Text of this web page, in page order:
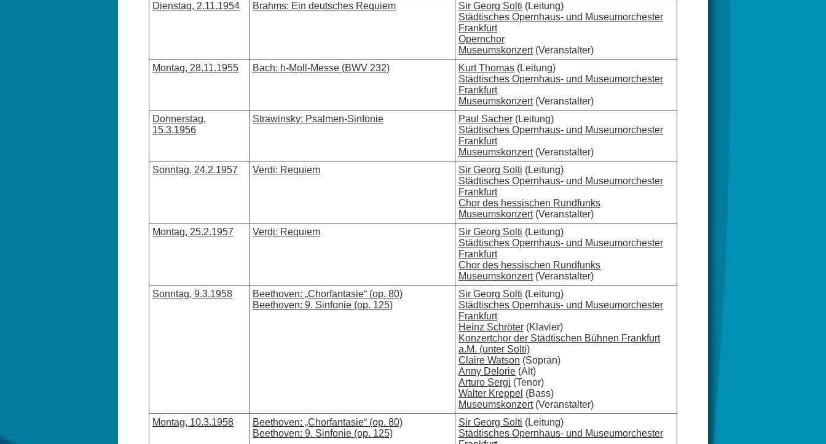
Dienstag, 2.11.1954
Brahms: Ein deutsches Requiem Sir Georg Solti (Leitung)
Städtisches Opernhaus- und Museumorchester
Frankfurt
Opernchor
Museumskonzert(Veranstalter)
Montag, 28.11.1955
Bach: h-Moll-Messe (BWV 232) Kurt Thomas (Leitung)
Städtisches Opernhaus- und Museumorchester
Frankfurt
Museumskonzert(Veranstalter)
Donnerstag,
15.3.1956
Strawinsky: Psalmen-Sinfonie Paul Sacher (Leitung)
Städtisches Opernhaus- und Museumorchester
Frankfurt
Museumskonzert(Veranstalter)
Sonntag, 24.2.1957
Verdi: Requiem Sir Georg Solti (Leitung)
Städtisches Opernhaus- und Museumorchester
Frankfurt
Chor des hessischen Rundfunks
Museumskonzert(Veranstalter)
Montag, 25.2.1957
Verdi: Requiem Sir Georg Solti (Leitung)
Städtisches Opernhaus- und Museumorchester
Frankfurt
Chor des hessischen Rundfunks
Museumskonzert(Veranstalter)
Sonntag, 9.3.1958
Beethoven: „Chorfantasie“ (op. 80)
Beethoven: 9. Sinfonie (op. 125)
Sir Georg Solti (Leitung)
Städtisches Opernhaus- und Museumorchester
Frankfurt
Heinz Schröter (Klavier)
Konzertchor der Städtischen Bühnen Frankfurt
a.M. (unter Solti)
Claire Watson (Sopran)
Anny Delorie (Alt)
Arturo Sergi (Tenor)
Walter Kreppel (Bass)
Museumskonzert(Veranstalter)
Montag, 10.3.1958
Beethoven: „Chorfantasie“ (op. 80)
Beethoven: 9. Sinfonie (op. 125)
Sir Georg Solti (Leitung)
Städtisches Opernhaus- und Museumorchester